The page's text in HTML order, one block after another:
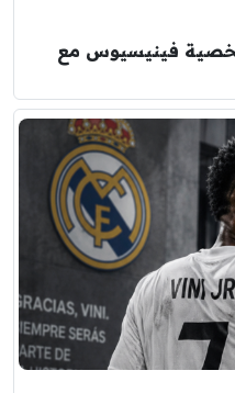
شخصية فينيسيوس مع